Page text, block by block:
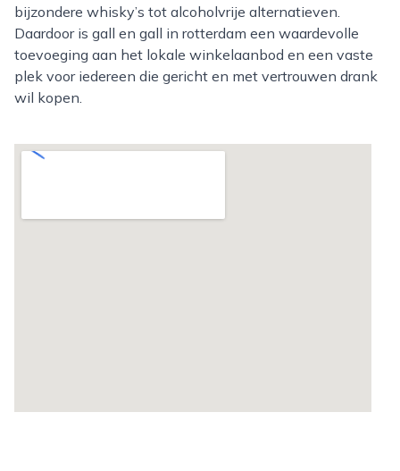
bijzondere whisky’s tot alcoholvrije alternatieven.
Daardoor is gall en gall in rotterdam een waardevolle
toevoeging aan het lokale winkelaanbod en een vaste
plek voor iedereen die gericht en met vertrouwen drank
wil kopen.